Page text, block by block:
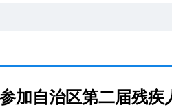
加自治区第二届残